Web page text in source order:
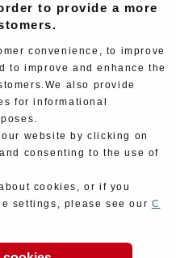
to provide a more
convenience, to improve
to improve and enhance the
also provide
for informational
website by clicking on
consenting to the use of
cookies, or if you
settings, please see our C